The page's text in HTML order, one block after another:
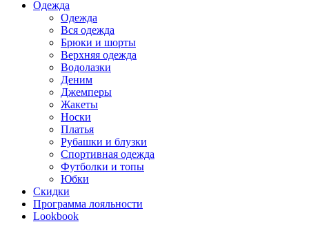
Одежда
Одежда
Вся одежда
Брюки и шорты
Верхняя одежда
Водолазки
Деним
Джемперы
Жакеты
Носки
Платья
Рубашки и блузки
Спортивная одежда
Футболки и топы
Юбки
Скидки
Программа лояльности
Lookbook